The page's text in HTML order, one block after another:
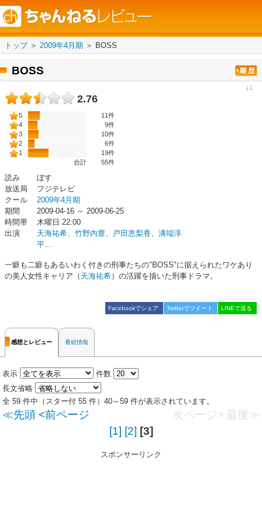
トップ＞ 2009年4月期 ＞ BOSS
BOSS
↓↓
2.76
5
11件
4
9件
3
10件
2
6件
1
19件
合計
55件
読み
ぼす
放送局
フジテレビ
クール
2009年4月期
期間
2009-04-16 ～ 2009-06-25
時間帯
木曜日 22:00
出演
天海祐希、 竹野内豊、 戸田恵梨香、 溝端淳
平...
一癖も二癖もあるいわく付きの刑事たちの"BOSS"に据えられたワケあり
の美人女性キャリア（ 天海祐希）の活躍を描いた刑事ドラマ。
Facebookでシェア Twitterでツイート LINEで送る
感想とレビュー 番組情報
表示
件数
長文省略
全 59 件中（スター付 55 件）40～59 件が表示されています。
≪先頭 <前ページ 次ページ> 最後≫
[1] [2] [3]
スポンサーリンク